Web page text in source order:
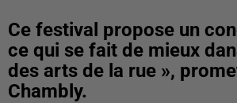
Ce festival propose un
ce qui se fait de mieux
des arts de la rue »,
Chambly.